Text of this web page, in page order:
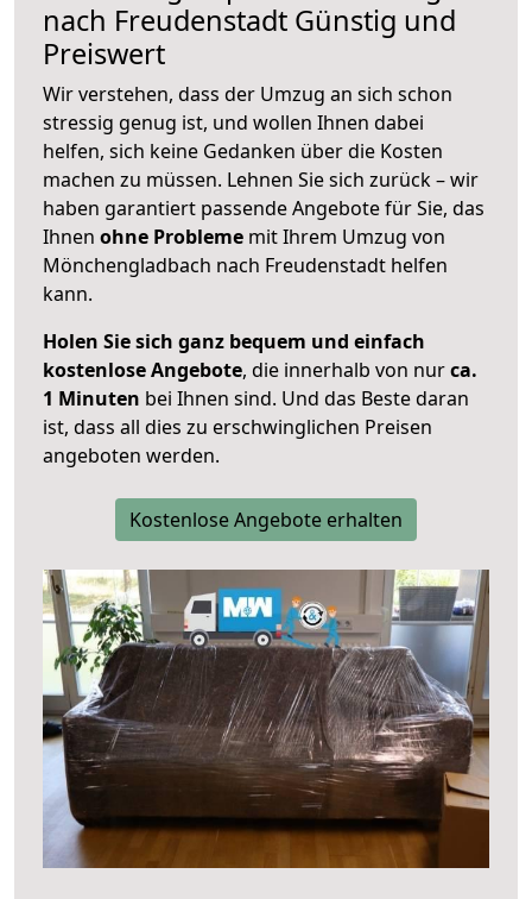
nach Freudenstadt Günstig und
Preiswert
Wir verstehen, dass der Umzug an sich schon
stressig genug ist, und wollen Ihnen dabei
helfen, sich keine Gedanken über die Kosten
machen zu müssen. Lehnen Sie sich zurück – wir
haben garantiert passende Angebote für Sie, das
Ihnen ohne Probleme mit Ihrem Umzug von
Mönchengladbach nach Freudenstadt helfen
kann.
Holen Sie sich ganz bequem und einfach
kostenlose Angebote, die innerhalb von nurca.
1 Minuten bei Ihnen sind. Und das Beste daran
ist, dass all dies zu erschwinglichen Preisen
angeboten werden.
Kostenlose Angebote erhalten